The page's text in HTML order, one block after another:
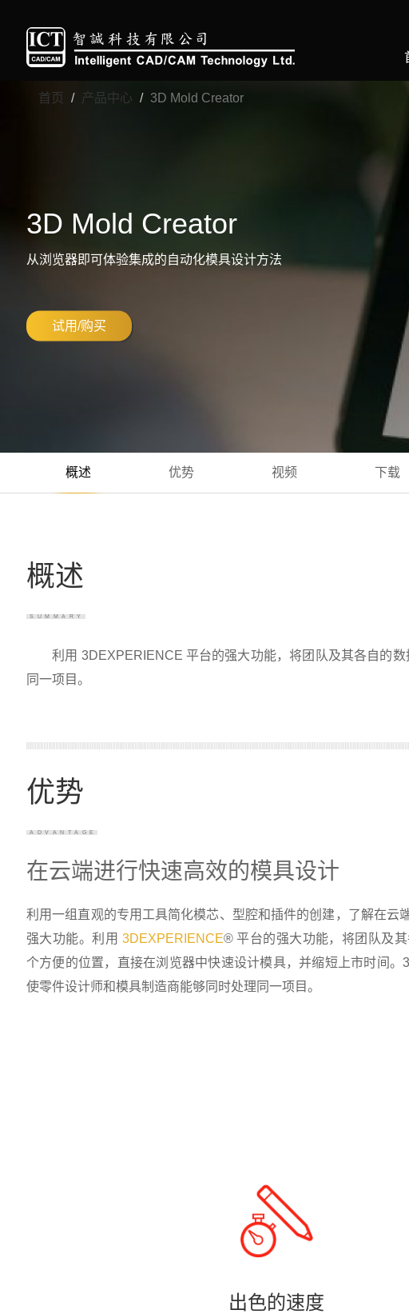
首页 产品中心 3D Mold Creator
3D Mold Creator
从浏览器即可体验集成的自动化模具设计方法
试用/购买
概述 优势 视频 下载
概述
SUMMARY
利用 3DEXPERIENCE 平台的强大功能，将团队及其各自的
同一项目。
优势
ADVANTAGE
在云端进行快速高效的模具设计
利用一组直观的专用工具简化模芯、型腔和插件的创建，了解在云
强大功能。利用 3DEXPERIENCE® 平台的强大功能，将团队及
个方便的位置，直接在浏览器中快速设计模具，并缩短上市时间。
使零件设计师和模具制造商能够同时处理同一项目。
出色的速度